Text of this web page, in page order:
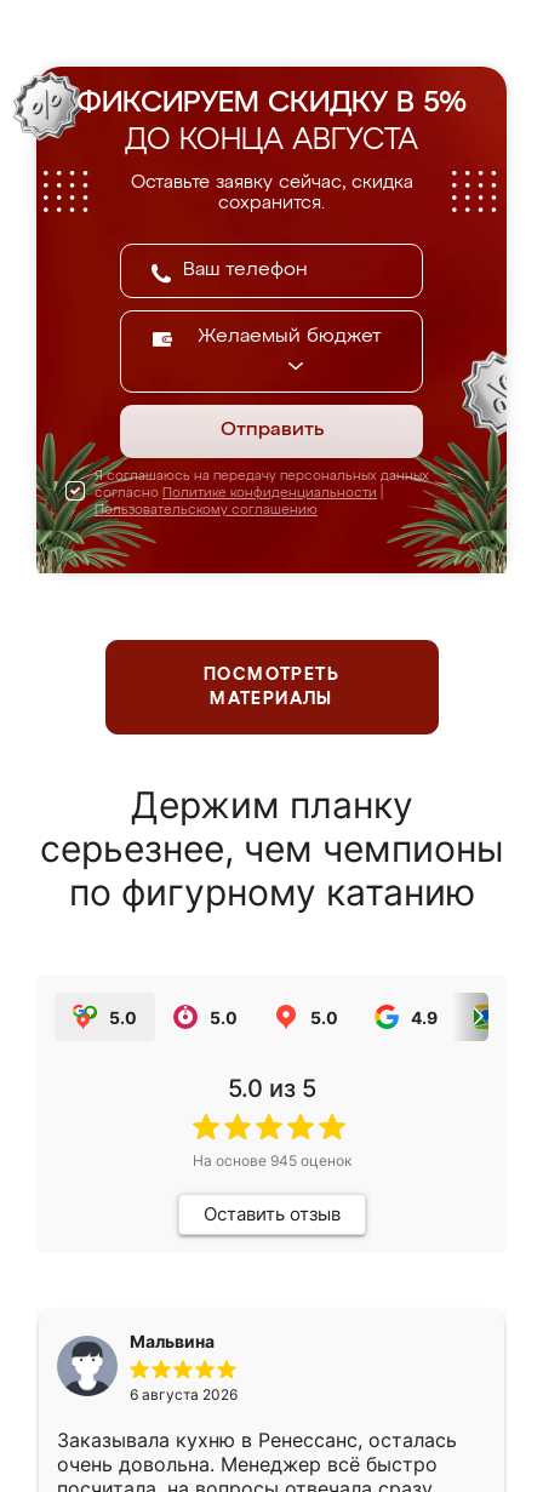
ФИКСИРУЕМ СКИДКУ В 5%
ДО КОНЦА АВГУСТА
Оставьте заявку сейчас, скидка
сохранится.
Желаемый бюджет
Отправить
Я соглашаюсь на передачу персональных данных
согласно Политике конфиденциальности
Пользовательскому соглашению
ПОСМОТРЕТЬ
МАТЕРИАЛЫ
Держим планку
серьезнее, чем чемпионы
по фигурному катанию
5.0 5.0 5.0 4.9
5.0 из 5
На основе 945оценок
Оставить отзыв
Мальвина
6 августа 2026
Заказывала кухню в Ренессанс, осталась
очень довольна. Менеджер всё быстро